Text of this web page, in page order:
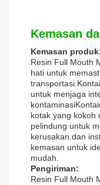
Kemasan
Kemasan
Resin Full Mouth
hati untuk
untuk menjaga
kotak yang kokoh
pelindung untuk
kerusakan.dan
kemasan untuk
mudah.
Pengiriman:
Resin Full Mouth